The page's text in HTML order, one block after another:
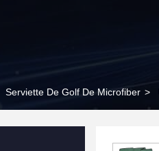
Serviette De Golf De Microfiber >